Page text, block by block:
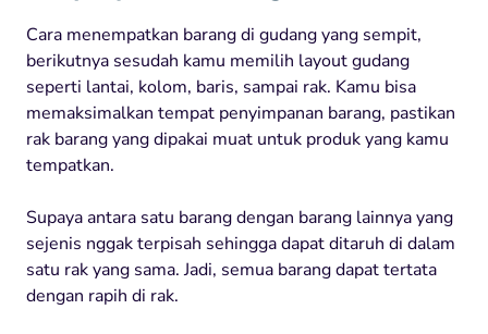
Cara menempatkan barang di gudang yang sempit,
berikutnya sesudah kamu memilih layout gudang
seperti lantai, kolom, baris, sampai rak. Kamu bisa
memaksimalkan tempat penyimpanan barang, pastikan
rak barang yang dipakai muat untuk produk yang kamu
tempatkan.
Supaya antara satu barang dengan barang lainnya yang
sejenis nggak terpisah sehingga dapat ditaruh di dalam
satu rak yang sama. Jadi, semua barang dapat tertata
dengan rapih di rak.